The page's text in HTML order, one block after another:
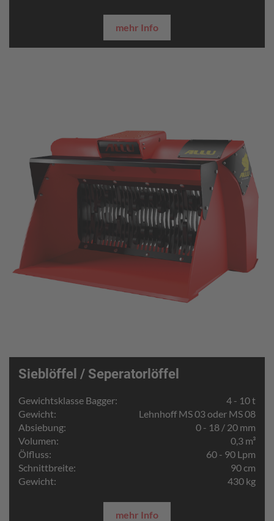
mehr Info
Sieblöffel / Seperatorlöffel
Gewichtsklasse Bagger:
4 - 10 t
Gewicht:
Lehnhoff MS 03 oder MS 08
Absiebung:
0 - 18 / 20 mm
Volumen:
0,3 m³
Ölfluss:
60 - 90 Lpm
Schnittbreite:
90 cm
Gewicht:
430 kg
mehr Info